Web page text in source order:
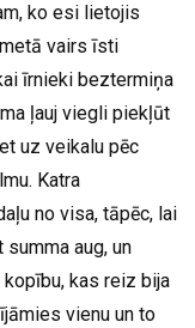
ko esi lietojis
vairs īsti
īrnieki beztermiņa
ļauj viegli piekļūt
uz veikalu pēc
Katra
no visa, tāpēc, lai
aug, un
kas reiz bija
vienu un to